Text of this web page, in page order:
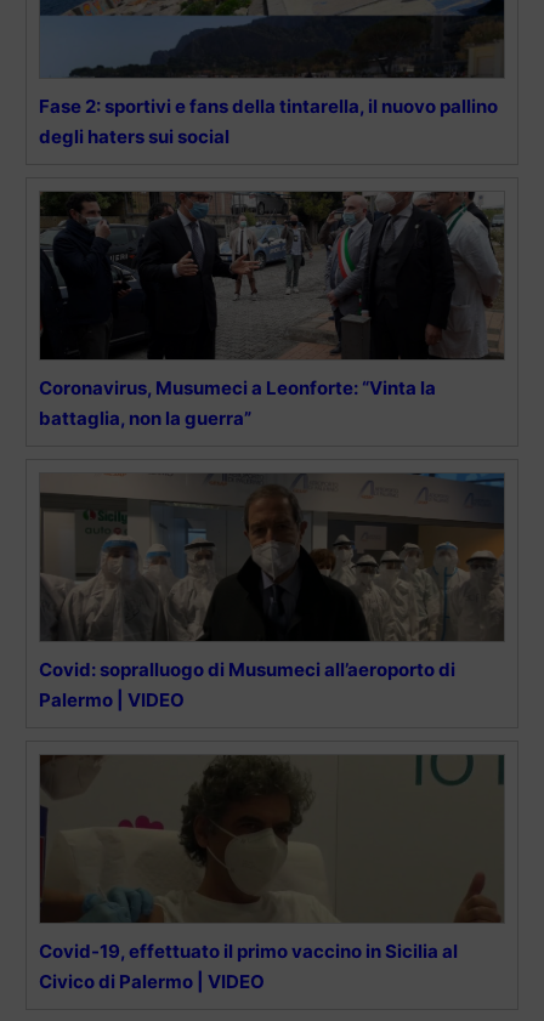
Fase 2: sportivi e fans della tintarella, il nuovo pallino
degli haters sui social
Coronavirus, Musumeci a Leonforte: “Vinta la
battaglia, non la guerra”
Covid: sopralluogo di Musumeci all’aeroporto di
Palermo | VIDEO
Covid-19, effettuato il primo vaccino in Sicilia al
Civico di Palermo | VIDEO